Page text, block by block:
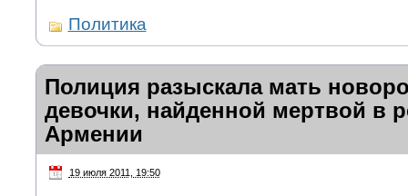
Политика
Полиция разыскала мать
девочки, найденной мертвой в
Армении
19 июля 2011, 19:50